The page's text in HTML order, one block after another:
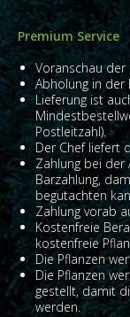
Premium Service
Voranschau der
Abholung in der
Lieferung ist
Postleitzahl).
Der Chef liefert
Zahlung bei
Barzahlung,
begutachten
Zahlung vorab
Kostenfreie
kostenfreie
Die Pflanzen
Die Pflanzen
gestellt, damit
werden.